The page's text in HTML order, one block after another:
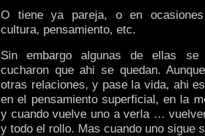
O tiene ya pareja, o en
cultura, pensamiento, etc.
Sin embargo algunas de ellas
cucharon que ahi se quedan.
otras relaciones, y pase la vida, ahi
en el pensamiento superficial, en la
y cuando vuelve uno a verla …
y todo el rollo. Mas cuando uno sigue